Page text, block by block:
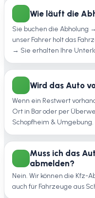
Wie läuft die
Sie buchen die Abholung
unser Fahrer holt das
→ Sie erhalten Ihre
Wird das Auto
Wenn ein Restwert
Ort in Bar oder per
Schopfheim & Umgebung.
Muss ich das
abmelden?
Nein. Wir können die Kfz-
auch für Fahrzeuge aus